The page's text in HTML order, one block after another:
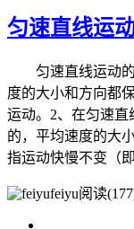
匀速直线运
匀速直线运动的
度的大小和方向都
运动。2、在匀速
的，平均速度的大
指运动快慢不变（
feiyu阅读